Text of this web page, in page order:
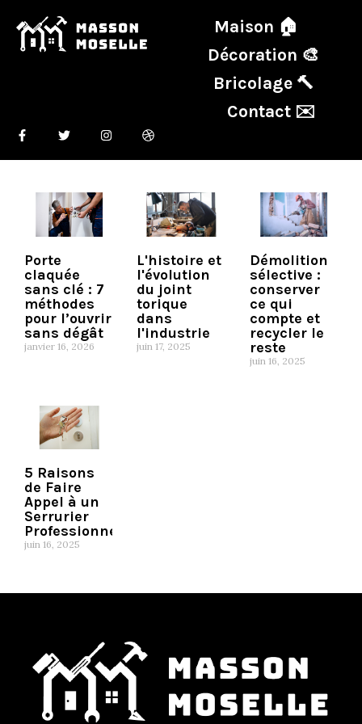
Maison 🏠
Décoration 🎨
Bricolage 🔨
Contact ✉️
Porte
claquée
sans clé : 7
méthodes
pour l’ouvrir
sans dégât
janvier 16, 2026
L'histoire et
l'évolution
du joint
torique
dans
l'industrie
juin 17, 2025
Démolition
sélective :
conserver
ce qui
compte et
recycler le
reste
juin 16, 2025
5 Raisons
de Faire
Appel à un
Serrurier
Professionnel
juin 16, 2025